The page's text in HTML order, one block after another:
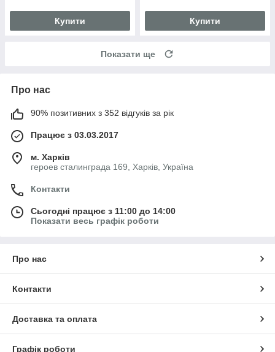
Купити Купити
Показати ще
Про нас
90% позитивних з 352 відгуків за рік
Працює з 03.03.2017
м. Харків
героев сталинграда 169, Харків, Україна
Контакти
Сьогодні працює з 11:00 до 14:00
Показати весь графік роботи
Про нас
Контакти
Доставка та оплата
Графік роботи